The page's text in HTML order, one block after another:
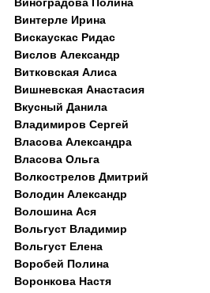
Винтерле Ирина
Вискаускас Ридас
Вислов Александр
Витковская Алиса
Вишневская Анастасия
Вкусный Данила
Владимиров Сергей
Власова Александра
Власова Ольга
Волкострелов Дмитрий
Володин Александр
Волошина Ася
Вольгуст Владимир
Вольгуст Елена
Воробей Полина
Воронкова Настя